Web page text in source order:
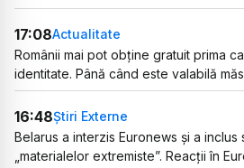
17:08Actualitate
Românii mai pot obține gratuit prima
identitate. Până când este valabilă
16:48Știri Externe
Belarus a interzis Euronews și a inclus
„materialelor extremiste”. Reacții în